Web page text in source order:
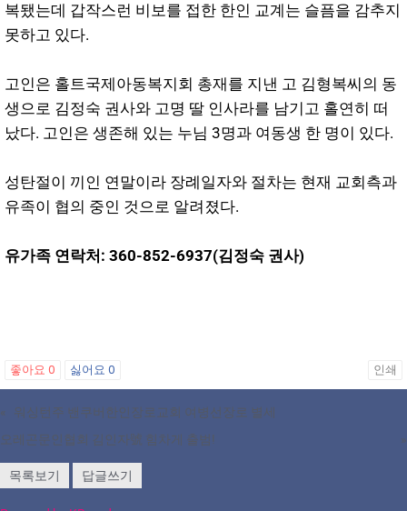
복됐는데 갑작스런 비보를 접한 한인 교계는 슬픔을 감추지
못하고 있다.
고인은 홀트국제아동복지회 총재를 지낸 고 김형복씨의 동
생으로 김정숙 권사와 고명 딸 인사라를 남기고 홀연히 떠
났다. 고인은 생존해 있는 누님 3명과 여동생 한 명이 있다.
성탄절이 끼인 연말이라 장례일자와 절차는 현재 교회측과
유족이 협의 중인 것으로 알려졌다.
유가족 연락처: 360-852-6937(김정숙 권사)
좋아요 0 싫어요 0 인쇄
«
워싱턴주 밴쿠버한인장로교회 여병선장로 별세
오레곤문인협회 김인자號 힘차게 출범!
»
목록보기 답글쓰기